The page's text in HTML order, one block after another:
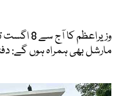
وزیراعظم
مارشل بھی ہمراہ ہوں گے: